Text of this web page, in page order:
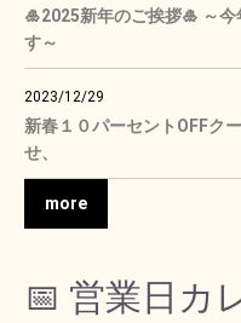
🎍2025新年のご挨拶🎍 ～
す～
2023/12/29
新春１０パーセントOFFク
せ、
more
📅 営業日カ